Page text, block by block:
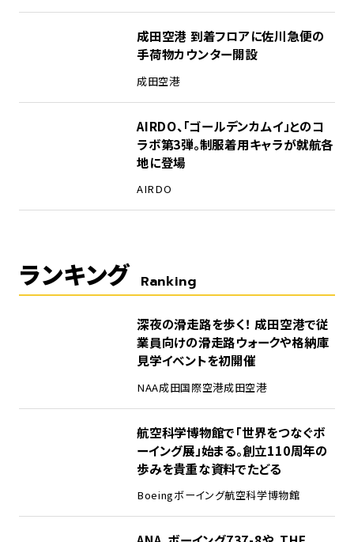
成田空港 到着フロアに佐川急便の
手荷物カウンター開設
成田空港
AIRDO、「ゴールデンカムイ」とのコ
ラボ第3弾。制服着用キャラが就航各
地に登場
AIRDO
ランキング Ranking
深夜の滑走路を歩く！ 成田空港で従
業員向けの滑走路ウォークや格納庫
見学イベントを初開催
NAA成田国際空港成田空港
航空科学博物館で「世界をつなぐボ
ーイング展」始まる。創立110周年の
歩みを貴重な資料でたどる
Boeingボーイング航空科学博物館